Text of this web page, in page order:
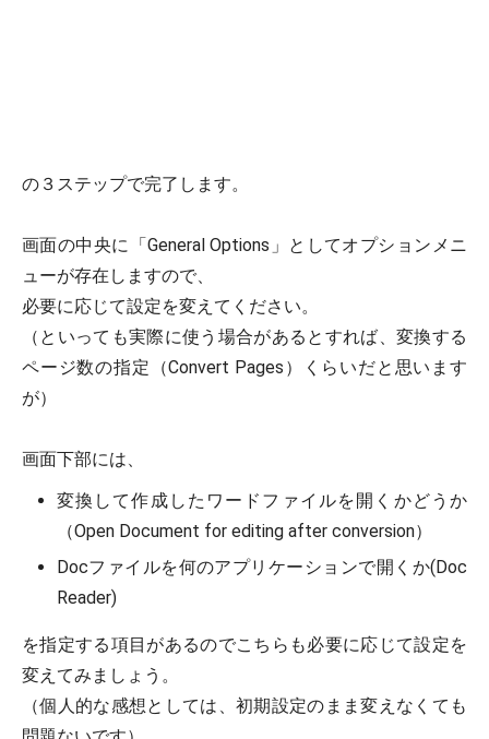
の３ステップで完了します。
画面の中央に「General Options」としてオプションメニ
ューが存在しますので、
必要に応じて設定を変えてください。
（といっても実際に使う場合があるとすれば、変換する
ページ数の指定（Convert Pages）くらいだと思います
が）
画面下部には、
変換して作成したワードファイルを開くかどうか
（Open Document for editing after conversion）
Docファイルを何のアプリケーションで開くか(Doc
Reader)
を指定する項目があるのでこちらも必要に応じて設定を
変えてみましょう。
（個人的な感想としては、初期設定のまま変えなくても